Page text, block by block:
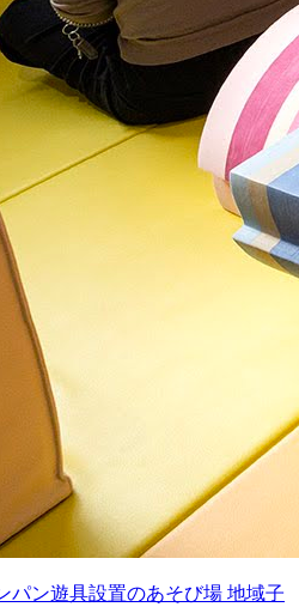
パン遊具設置のあそび場 地域子